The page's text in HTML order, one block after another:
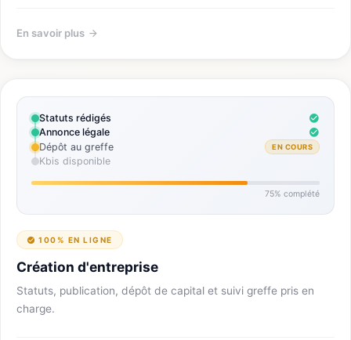
En savoir plus
Statuts rédigés
Annonce légale
Dépôt au greffe
EN COURS
Kbis disponible
75% complété
100% EN LIGNE
Création d'entreprise
Statuts, publication, dépôt de capital et suivi greffe pris en
charge.